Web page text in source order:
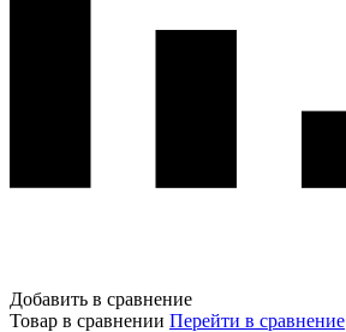
Добавить в сравнение
Товар в сравнении Перейти в сравнение